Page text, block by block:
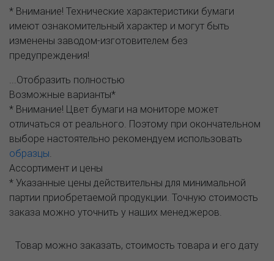
* Внимание! Технические характеристики бумаги
имеют ознакомительный характер и могут быть
изменены заводом-изготовителем без
предупреждения!
...Отобразить полностью
Возможные варианты*
* Внимание! Цвет бумаги на мониторе может
отличаться от реального. Поэтому при окончательном
выборе настоятельно рекомендуем использовать
образцы
Ассортимент и цены
* Указанные цены действительны для минимальной
партии приобретаемой продукции. Точную стоимость
заказа можно уточнить у наших менеджеров.
Товар можно заказать, стоимость товара и его дату